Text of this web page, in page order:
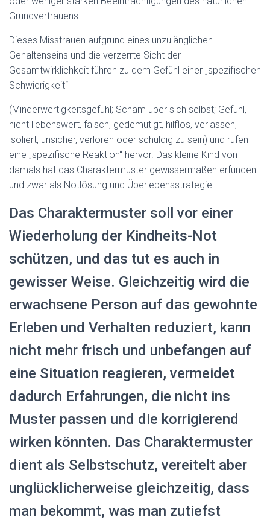
Grundvertrauens.
Dieses Misstrauen aufgrund eines unzulänglichen
Gehaltenseins und die verzerrte Sicht der
Gesamtwirklichkeit führen zu dem Gefühl einer „spezifischen
Schwierigkeit“
(Minderwertigkeitsgefühl; Scham über sich selbst; Gefühl,
nicht liebenswert, falsch, gedemütigt, hilflos, verlassen,
isoliert, unsicher, verloren oder schuldig zu sein) und rufen
eine „spezifische Reaktion“ hervor. Das kleine Kind von
damals hat das Charaktermuster gewissermaßen erfunden
und zwar als Notlösung und Überlebensstrategie.
Das Charaktermuster soll vor einer
Wiederholung der Kindheits-Not
schützen, und das tut es auch in
gewisser Weise. Gleichzeitig wird die
erwachsene Person auf das gewohnte
Erleben und Verhalten reduziert, kann
nicht mehr frisch und unbefangen auf
eine Situation reagieren, vermeidet
dadurch Erfahrungen, die nicht ins
Muster passen und die korrigierend
wirken könnten. Das Charaktermuster
dient als Selbstschutz, vereitelt aber
unglücklicherweise gleichzeitig, dass
man bekommt, was man zutiefst